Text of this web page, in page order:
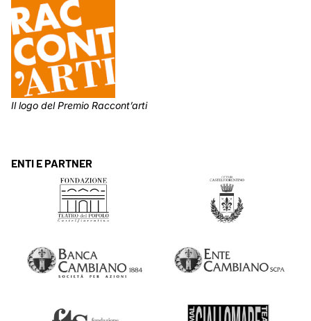
Il logo del Premio Raccont’arti
ENTI E PARTNER